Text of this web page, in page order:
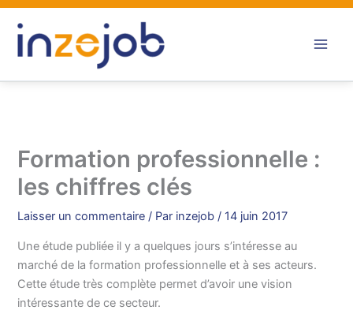
Aller
contenu
Formation professionnelle :
les chiffres clés
Laisser un commentaire / Par inzejob/ 14 juin 2017
Une étude publiée il y a quelques jours s’intéresse au
marché de la formation professionnelle et à ses acteurs.
Cette étude très complète permet d’avoir une vision
intéressante de ce secteur.